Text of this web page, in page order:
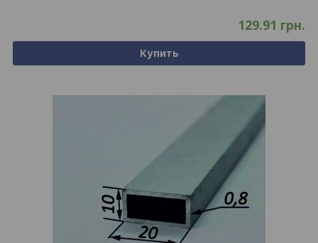
129.91 грн.
Купить